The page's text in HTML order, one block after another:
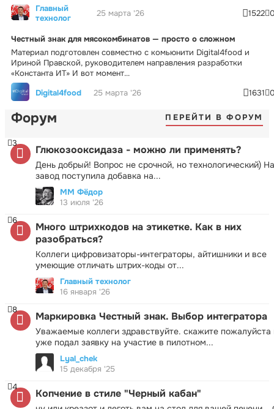
Главный
технолог
25 марта '26 1522
Честный знак для мясокомбинатов — просто о сложном
Материал подготовлен совместно с комьюнити Digital4food и
Ириной Правской, руководителем направления разработки
«Константа ИТ» И вот момент...
Digital4food
25 марта '26 1631
Форум ПЕРЕЙТИ В ФОРУМ
Глюкозооксидаза - можно ли применять?
День добрый! Вопрос не срочной, но технологический) На
завод поступила добавка на...
3
ММ Фёдор
13 июля '26
Много штрихкодов на этикетке. Как в них
разобраться?
Коллеги цифровизаторы-интеграторы, айтишники и все
умеющие отличать штрих-коды от...
6
Главный технолог
16 января '26
Маркировка Честный знак. Выбор интегратора
Уважаемые коллеги здравствуйте. скажите пожалуйста
уже подал заявку на участие в пилотном...
8
Lyal_chek
15 декабря '25
Копчение в стиле "Черный кабан"
4